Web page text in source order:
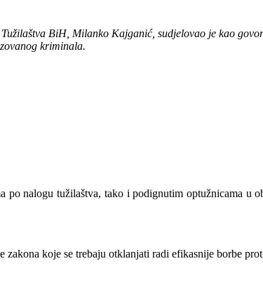
BiH, Milanko Kajganić, sudjelovao je kao
kriminala.
nalogu tužilaštva, tako i podignutim optužnicama u
koje se trebaju otklanjati radi efikasnije borbe